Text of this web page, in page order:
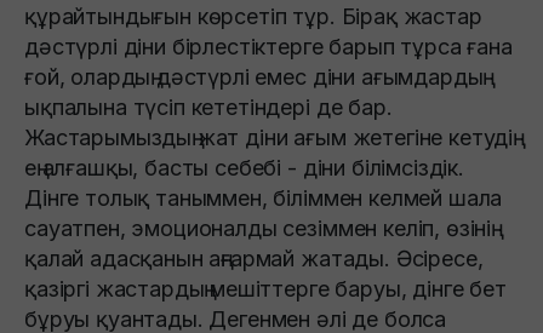
құрайтындығын көрсетіп тұр. Бірақ жастар
дәстүрлі діни бірлестіктерге барып тұрса ғана
ғой, олардың дәстүрлі емес діни ағымдардың
ықпалына түсіп кететіндері де бар.
Жастарымыздың жат діни ағым жетегіне кетудің
ең алғашқы, басты себебі - діни білімсіздік.
Дінге толық таныммен, біліммен келмей шала
сауатпен, эмоционалды сезіммен келіп, өзінің
қалай адасқанын аңғармай жатады. Әсіресе,
қазіргі жастардың мешіттерге баруы, дінге бет
бұруы қуантады. Дегенмен әлі де болса